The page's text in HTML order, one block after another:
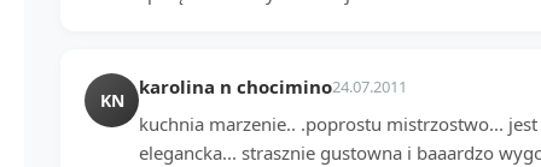
KN
karolina n chocimino24.07.2011
kuchnia marzenie.. .poprostu mistrzostwo...
elegancka... strasznie gustowna i baaardzo